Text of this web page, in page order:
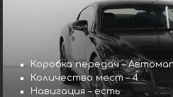
Коробка передач –
Количество мест – 4
Навигация – есть